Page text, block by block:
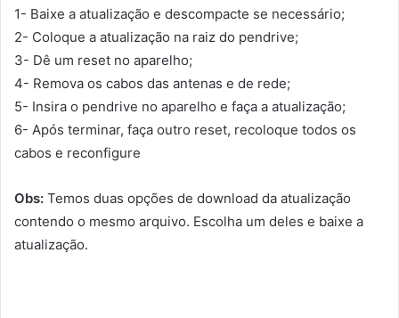
1- Baixe a atualização e descompacte se necessário;
2- Coloque a atualização na raiz do pendrive;
3- Dê um reset no aparelho;
4- Remova os cabos das antenas e de rede;
5- Insira o pendrive no aparelho e faça a atualização;
6- Após terminar, faça outro reset, recoloque todos os
cabos e reconfigure
Obs: Temos duas opções de download da atualização
contendo o mesmo arquivo. Escolha um deles e baixe a
atualização.